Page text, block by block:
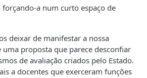
a num curto espaço de
deixar de manifestar a nossa
proposta que parece desconfiar
de avaliação criados pelo Estado.
a docentes que exerceram funções